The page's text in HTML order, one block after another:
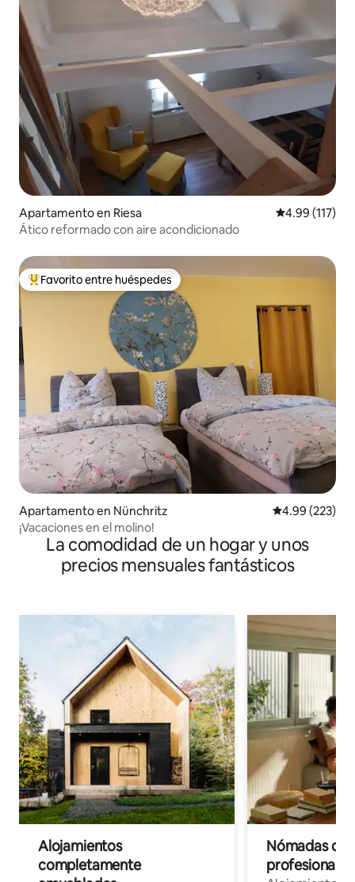
Apartamento en Riesa Calificación
4.99 (117)
Ático reformado con aire acondicionado
Favorito entre huéspedes preferido
Favorito entre huéspedes
Apartamento en Nünchritz Calificación
4.99 (223)
¡Vacaciones en el molino!
La comodidad de un hogar y unos
precios mensuales fantásticos
Alojamientos
completamente
Nómadas